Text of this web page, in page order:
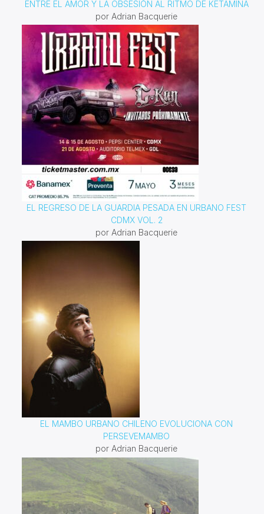
ENTRE EL AMOR Y LA OBSESIÓN AL RITMO DE KETAMINA
por Adrian Bacquerie
EL REGRESO DE LA GUARDIA PESADA EN URBANO FEST
CDMX VOL. 2
por Adrian Bacquerie
EL MAMBO URBANO CHILENO EVOLUCIONA CON
PERSEVEMAMBO
por Adrian Bacquerie